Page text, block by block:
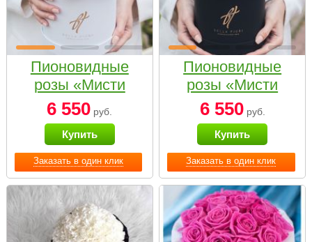
Заказать в один клик
Пионовидные
розы «Мисти
бабблс» в белой
коробке Small
6 550 руб.
Купить
Заказать в один клик
Пионовидные
розы «Мисти
бабблс» в
черной коробке
Small
6 550руб.
Купить